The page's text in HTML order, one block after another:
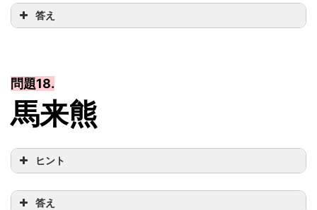
答え
問題18.
馬来熊
ヒント
答え